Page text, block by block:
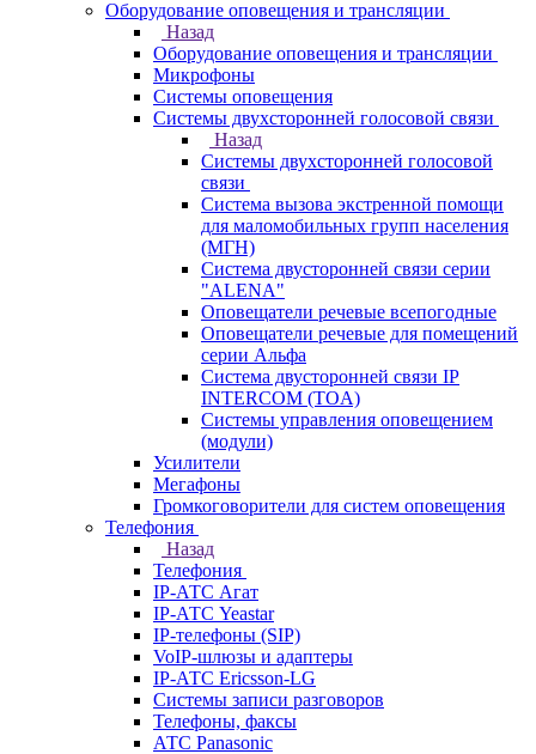
Оборудование оповещения и трансляции
Назад
Оборудование оповещения и трансляции
Микрофоны
Системы оповещения
Системы двухсторонней голосовой связи
Назад
Системы двухсторонней голосовой
связи
Система вызова экстренной помощи
для маломобильных групп населения
(МГН)
Система двусторонней связи серии
"ALENA"
Оповещатели речевые всепогодные
Оповещатели речевые для помещений
серии Альфа
Система двусторонней связи IP
INTERCOM (TOA)
Системы управления оповещением
(модули)
Усилители
Мегафоны
Громкоговорители для систем оповещения
Телефония
Назад
Телефония
IP-АТС Агат
IP-АТС Yeastar
IP-телефоны (SIP)
VoIP-шлюзы и адаптеры
IP-АТС Ericsson-LG
Системы записи разговоров
Телефоны, факсы
АТС Panasonic